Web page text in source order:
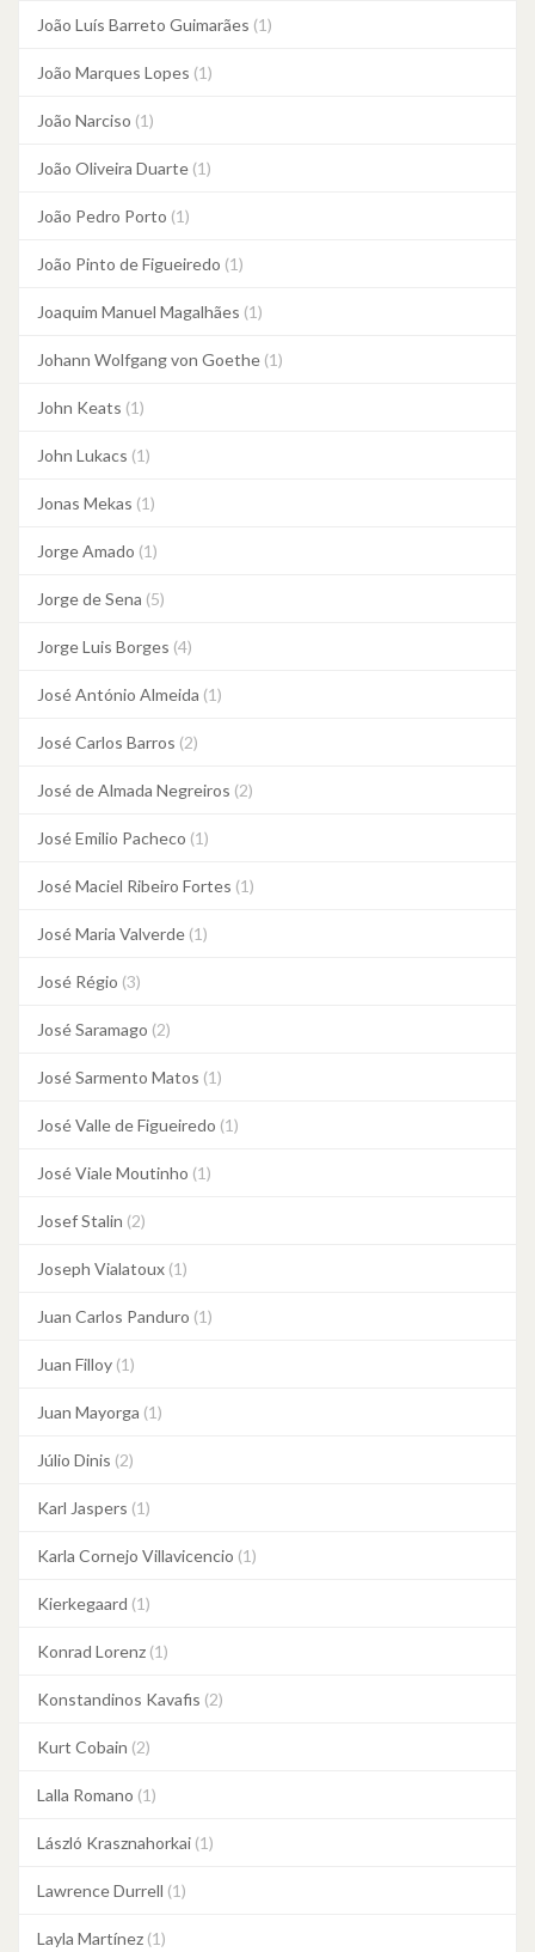
João Luís Barreto Guimarães (1)
João Marques Lopes (1)
João Narciso (1)
João Oliveira Duarte (1)
João Pedro Porto (1)
João Pinto de Figueiredo (1)
Joaquim Manuel Magalhães (1)
Johann Wolfgang von Goethe (1)
John Keats (1)
John Lukacs (1)
Jonas Mekas (1)
Jorge Amado (1)
Jorge de Sena (5)
Jorge Luis Borges (4)
José António Almeida (1)
José Carlos Barros (2)
José de Almada Negreiros (2)
José Emilio Pacheco (1)
José Maciel Ribeiro Fortes (1)
José Maria Valverde (1)
José Régio (3)
José Saramago (2)
José Sarmento Matos (1)
José Valle de Figueiredo (1)
José Viale Moutinho (1)
Josef Stalin (2)
Joseph Vialatoux (1)
Juan Carlos Panduro (1)
Juan Filloy (1)
Juan Mayorga (1)
Júlio Dinis (2)
Karl Jaspers (1)
Karla Cornejo Villavicencio (1)
Kierkegaard (1)
Konrad Lorenz (1)
Konstandinos Kavafis (2)
Kurt Cobain (2)
Lalla Romano (1)
László Krasznahorkai (1)
Lawrence Durrell (1)
Layla Martínez (1)